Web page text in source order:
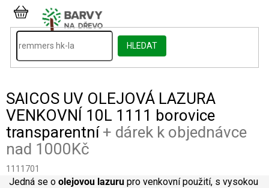
Přejít
obsah
HLEDAT
NÁKUPNÍ
KOŠÍK
SAICOS UV OLEJOVÁ LAZURA
VENKOVNÍ 10L 1111 borovice
transparentní + dárek k objednávce
nad 1000Kč
1111701
Jedná se o olejovou lazuru pro venkovní použití, s vysokou